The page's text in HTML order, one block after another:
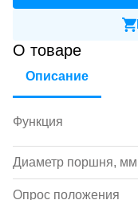
О товаре
Описание
Функция
Диаметр поршня, мм
Опрос положения